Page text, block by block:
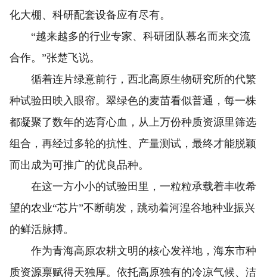
化大棚、科研配套设备应有尽有。
“越来越多的行业专家、科研团队慕名而来交流
合作。”张楚飞说。
循着连片绿意前行，西北高原生物研究所的代繁
种试验田映入眼帘。翠绿色的麦苗看似普通，每一株
都凝聚了数年的选育心血，从上万份种质资源里筛选
组合，再经过多轮的抗性、产量测试，最终才能脱颖
而出成为可推广的优良品种。
在这一方小小的试验田里，一粒粒承载着丰收希
望的农业“芯片”不断萌发，跳动着河湟谷地种业振兴
的鲜活脉搏。
作为青海高原农耕文明的核心发祥地，海东市种
质资源禀赋得天独厚。依托高原独有的冷凉气候、洁